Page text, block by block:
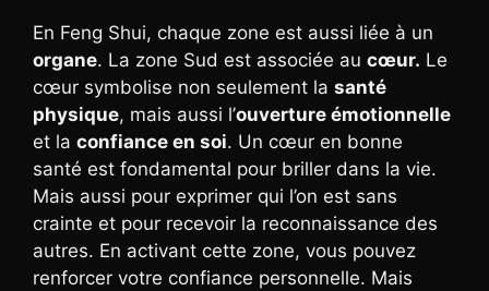
En Feng Shui, chaque zone est aussi liée à un
organe. La zone Sud est associée au cœur. Le
cœur symbolise non seulement la santé
physique, mais aussi l’ouverture émotionnelle
et la confiance en soi. Un cœur en bonne
santé est fondamental pour briller dans la vie.
Mais aussi pour exprimer qui l’on est sans
crainte et pour recevoir la reconnaissance des
autres. En activant cette zone, vous pouvez
renforcer votre confiance personnelle. Mais